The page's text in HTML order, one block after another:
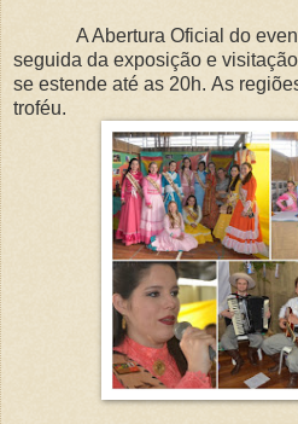
A Abertura Oficial do
seguida da exposição e
se estende até as 20h. As
troféu.